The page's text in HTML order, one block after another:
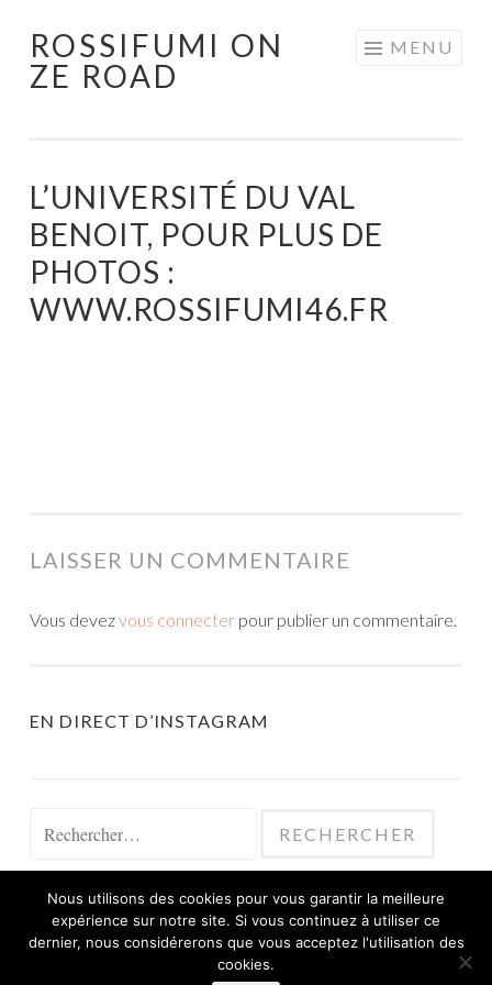
Aller
au
ROSSIFUMI ON
ZE ROAD
MENU
L’UNIVERSITÉ DU VAL
BENOIT, POUR PLUS DE
PHOTOS :
WWW.ROSSIFUMI46.FR
LAISSER UN COMMENTAIRE
Vous devezvous connecter pour publier un commentaire.
EN DIRECT D’INSTAGRAM
FIÈREMENT PROPULSÉ PAR WORDPRESS
Nous utilisons des cookies pour vous garantir la meilleure
expérience sur notre site. Si vous continuez à utiliser ce
dernier, nous considérerons que vous acceptez l'utilisation des
cookies.